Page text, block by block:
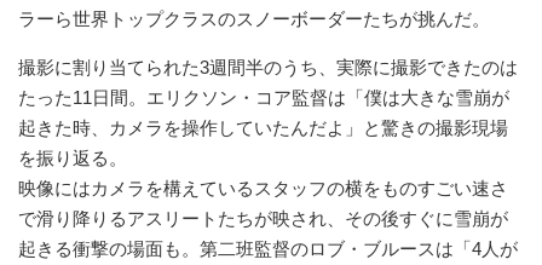
ラーら世界トップクラスのスノーボーダーたちが挑んだ。
撮影に割り当てられた3週間半のうち、実際に撮影できたのは
たった11日間。エリクソン・コア監督は「僕は大きな雪崩が
起きた時、カメラを操作していたんだよ」と驚きの撮影現場
を振り返る。
映像にはカメラを構えているスタッフの横をものすごい速さ
で滑り降りるアスリートたちが映され、その後すぐに雪崩が
起きる衝撃の場面も。第二班監督のロブ・ブルースは「4人が